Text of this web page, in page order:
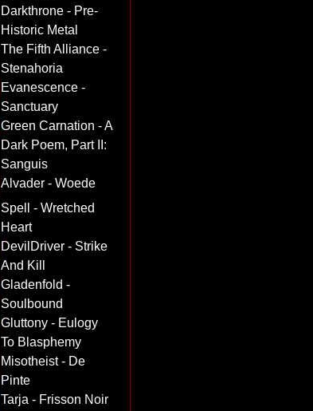
Darkthrone - Pre-
Historic Metal
The Fifth Alliance -
Stenahoria
Evanescence -
Sanctuary
Green Carnation - A
Dark Poem, Part II:
Sanguis
Alvader - Woede
Spell - Wretched
Heart
DevilDriver - Strike
And Kill
Gladenfold -
Soulbound
Gluttony - Eulogy
To Blasphemy
Misotheist - De
Pinte
Tarja - Frisson Noir